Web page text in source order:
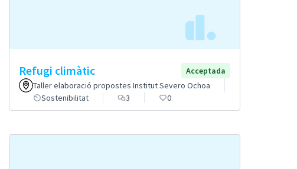
Refugi climàtic
Acceptada
Taller elaboració propostes Institut Severo Ochoa
Sostenibilitat
3 0